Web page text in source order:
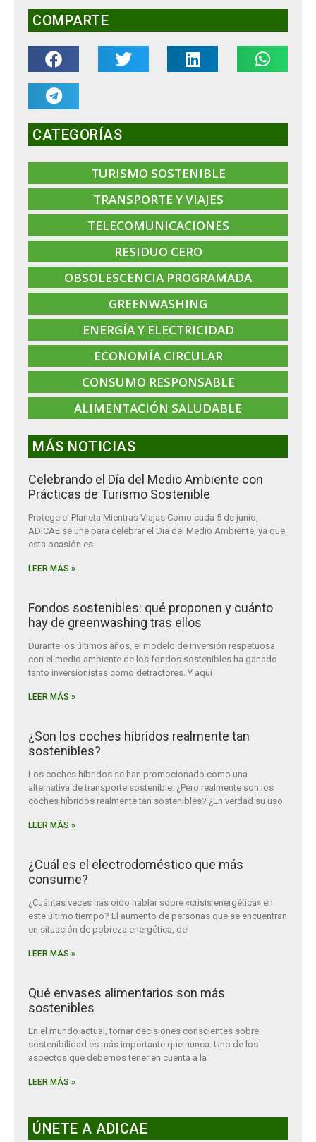
COMPARTE
CATEGORÍAS
TURISMO SOSTENIBLE
TRANSPORTE Y VIAJES
TELECOMUNICACIONES
RESIDUO CERO
OBSOLESCENCIA PROGRAMADA
GREENWASHING
ENERGÍA Y ELECTRICIDAD
ECONOMÍA CIRCULAR
CONSUMO RESPONSABLE
ALIMENTACIÓN SALUDABLE
MÁS NOTICIAS
Celebrando el Día del Medio Ambiente con
Prácticas de Turismo Sostenible
Protege el Planeta Mientras Viajas Como cada 5 de junio,
ADICAE se une para celebrar el Día del Medio Ambiente, ya que,
esta ocasión es
LEER MÁS »
Fondos sostenibles: qué proponen y cuánto
hay de greenwashing tras ellos
Durante los últimos años, el modelo de inversión respetuosa
con el medio ambiente de los fondos sostenibles ha ganado
tanto inversionistas como detractores. Y aquí
LEER MÁS »
¿Son los coches híbridos realmente tan
sostenibles?
Los coches híbridos se han promocionado como una
alternativa de transporte sostenible. ¿Pero realmente son los
coches híbridos realmente tan sostenibles? ¿En verdad su uso
LEER MÁS »
¿Cuál es el electrodoméstico que más
consume?
¿Cuántas veces has oído hablar sobre «crisis energética» en
este último tiempo? El aumento de personas que se encuentran
en situación de pobreza energética, del
LEER MÁS »
Qué envases alimentarios son más
sostenibles
En el mundo actual, tomar decisiones conscientes sobre
sostenibilidad es más importante que nunca. Uno de los
aspectos que debemos tener en cuenta a la
LEER MÁS »
ÚNETE A ADICAE